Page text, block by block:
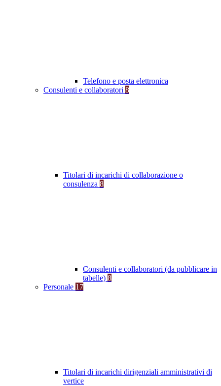
Telefono e posta elettronica
Consulenti e collaboratori 8
Titolari di incarichi di collaborazione o
consulenza 8
Consulenti e collaboratori (da pubblicare in
tabelle) 8
Personale 17
Titolari di incarichi dirigenziali amministrativi di
vertice